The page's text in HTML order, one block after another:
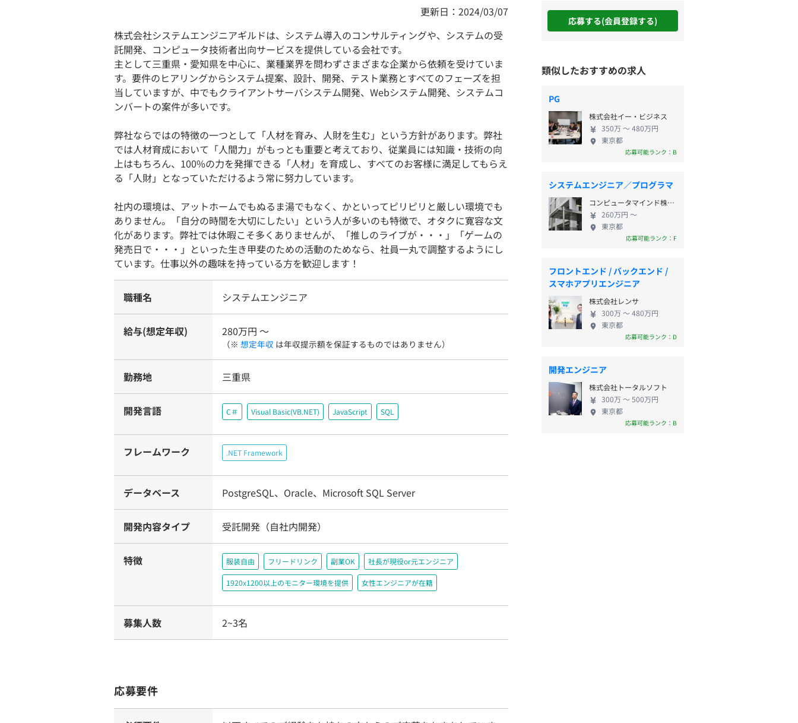
更新日：2024/03/07
株式会社システムエンジニアギルドは、システム導入のコンサルティングや、システムの受
託開発、コンピュータ技術者出向サービスを提供している会社です。
主として三重県・愛知県を中心に、業種業界を問わずさまざまな企業から依頼を受けていま
す。要件のヒアリングからシステム提案、設計、開発、テスト業務とすべてのフェーズを担
当していますが、中でもクライアントサーバシステム開発、Webシステム開発、システムコ
ンバートの案件が多いです。
弊社ならではの特徴の一つとして「人材を育み、人財を生む」という方針があります。弊社
では人材育成において「人間力」がもっとも重要と考えており、従業員には知識・技術の向
上はもちろん、100%の力を発揮できる「人材」を育成し、すべてのお客様に満足してもらえ
る「人財」となっていただけるよう常に努力しています。
社内の環境は、アットホームでもぬるま湯でもなく、かといってピリピリと厳しい環境でも
ありません。「自分の時間を大切にしたい」という人が多いのも特徴で、オタクに寛容な文
化があります。弊社では休暇こそ多くありませんが、「推しのライブが・・・」「ゲームの
発売日で・・・」といった生き甲斐のための活動のためなら、社員一丸で調整するようにし
ています。仕事以外の趣味を持っている方を歓迎します！
職種名 システムエンジニア
給与(想定年収) 280万円 〜
（※ 想定年収 は年収提示額を保証するものではありません）
勤務地 三重県
開発言語 C＃ Visual Basic(VB.NET) JavaScript SQL
フレームワーク .NET Framework
データベース PostgreSQL、Oracle、Microsoft SQL Server
開発内容タイプ 受託開発（自社内開発）
特徴 服装自由 フリードリンク 副業OK 社長が現役or元エンジニア
1920x1200以上のモニター環境を提供 女性エンジニアが在籍
募集人数 2~3名
応募要件
応募する(会員登録する)
類似したおすすめの求人
PG
株式会社イー・ビジネス
350万 〜 480万円
東京都
応募可能ランク：B
システムエンジニア／プログラマ
コンピュータマインド株式会社
260万円 〜
東京都
応募可能ランク：F
フロントエンド / バックエンド /
スマホアプリエンジニア
株式会社レンサ
300万 〜 480万円
東京都
応募可能ランク：D
開発エンジニア
株式会社トータルソフト
300万 〜 500万円
東京都
応募可能ランク：B